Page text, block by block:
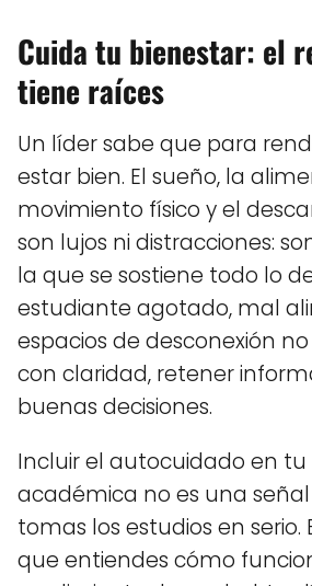
Cuida tu bienestar: el
tiene raíces
Un líder sabe que para
estar bien. El sueño, la
movimiento físico y el
son lujos ni distracciones:
la que se sostiene todo lo
estudiante agotado, mal
espacios de desconexión
con claridad, retener
buenas decisiones.
Incluir el autocuidado en tu
académica no es una
tomas los estudios en serio.
que entiendes cómo